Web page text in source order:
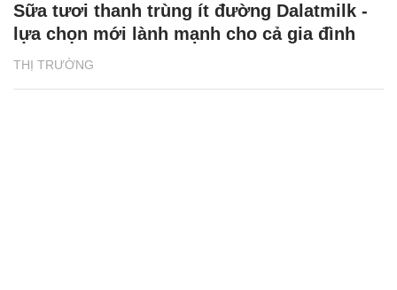
THỊ TRƯỜNG
Sữa tươi thanh trùng ít đường Dalatmilk -
lựa chọn mới lành mạnh cho cả gia đình